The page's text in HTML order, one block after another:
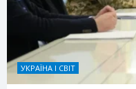
УКРАЇНА І СВІТ